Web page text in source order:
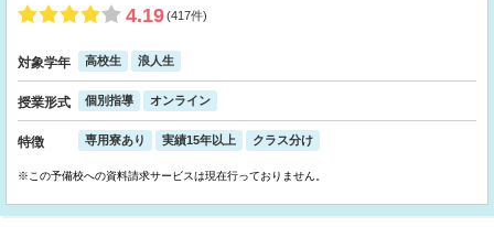
4.19(417件)
対象学年 高校生 浪人生
授業形式 個別指導 オンライン
特徴 専用寮あり 実績15年以上 クラス分け
※この予備校への資料請求サービスは現在行っておりません。